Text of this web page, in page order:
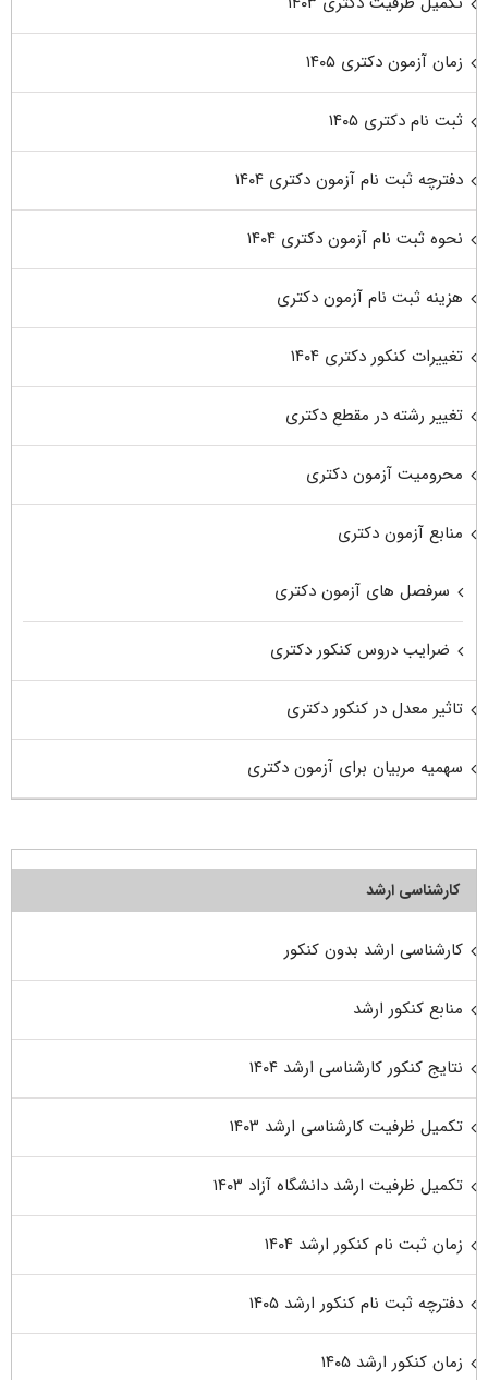
زمان آزمون دکتری ۱۴۰۵
ثبت نام دکتری ۱۴۰۵
دفترچه ثبت نام آزمون دکتری ۱۴۰۴
نحوه ثبت نام آزمون دکتری ۱۴۰۴
هزینه ثبت نام آزمون دکتری
تغییرات کنکور دکتری ۱۴۰۴
تغییر رشته در مقطع دکتری
محرومیت آزمون دکتری
منابع آزمون دکتری
سرفصل های آزمون دکتری
ضرایب دروس کنکور دکتری
تاثیر معدل در کنکور دکتری
سهمیه مربیان برای آزمون دکتری
کارشناسی ارشد
کارشناسی ارشد بدون کنکور
منابع کنکور ارشد
نتایج کنکور کارشناسی ارشد ۱۴۰۴
تکمیل ظرفیت کارشناسی ارشد ۱۴۰۳
تکمیل ظرفیت ارشد دانشگاه آزاد ۱۴۰۳
زمان ثبت نام کنکور ارشد ۱۴۰۴
دفترچه ثبت نام کنکور ارشد ۱۴۰۵
زمان کنکور ارشد ۱۴۰۵